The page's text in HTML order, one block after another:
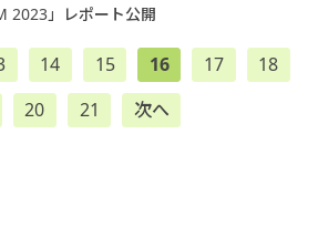
2023」レポート公開
14 15 16 17
18
20 21 次へ